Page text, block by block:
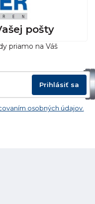
pošty
priamo na Váš
Prihlásiť sa
osobných údajov.